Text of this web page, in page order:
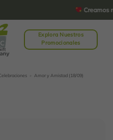
Creamos
Explora Nuestros
Promocionales
Amor y Amistad (18/09)